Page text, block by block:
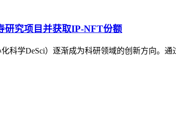
研究项目并获取IP-NFT份额
科学DeSci）逐渐成为科研领域的创新方向。